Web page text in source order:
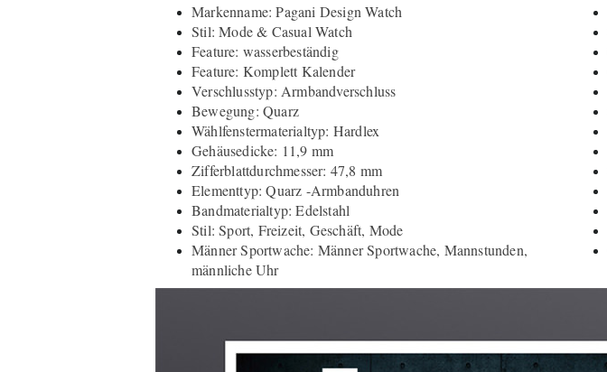
Markenname: Pagani Design Watch
Stil: Mode & Casual Watch
Feature: wasserbeständig
Feature: Komplett Kalender
Verschlusstyp: Armbandverschluss
Bewegung: Quarz
Wählfenstermaterialtyp: Hardlex
Gehäusedicke: 11,9 mm
Zifferblattdurchmesser: 47,8 mm
Elementtyp: Quarz -Armbanduhren
Bandmaterialtyp: Edelstahl
Stil: Sport, Freizeit, Geschäft, Mode
Männer Sportwache: Männer Sportwache, Mannstunden,
männliche Uhr